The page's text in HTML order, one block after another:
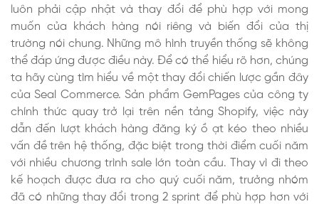
luôn phải cập nhật và thay đổi để phù hợp với mong
muốn của khách hàng nói riêng và biến đổi của thị
trường nói chung. Những mô hình truyền thống sẽ không
thể đáp ứng được điều này. Để có thể hiểu rõ hơn, chúng
ta hãy cùng tìm hiểu về một thay đổi chiến lược gần đây
của Seal Commerce. Sản phẩm GemPages của công ty
chính thức quay trở lại trên nền tảng Shopify, việc này
dẫn đến lượt khách hàng đăng ký ồ ạt kéo theo nhiều
vấn đề trên hệ thống, đặc biệt trong thời điểm cuối năm
với nhiều chương trình sale lớn toàn cầu. Thay vì đi theo
kế hoạch được đưa ra cho quý cuối năm, trưởng nhóm
đã có những thay đổi trong 2 sprint để phù hợp hơn với